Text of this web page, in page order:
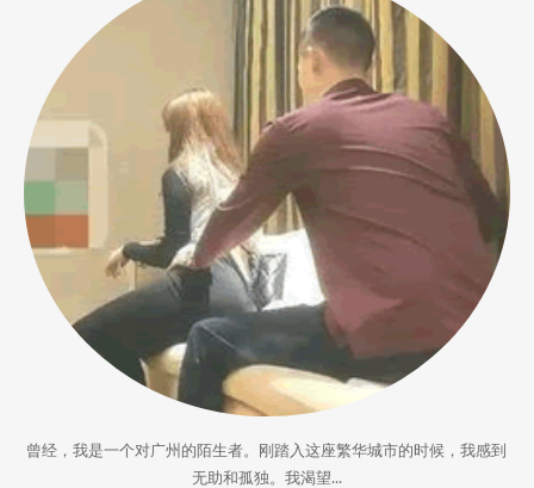
曾经，我是一个对广州的陌生者。刚踏入这座繁华城市的时候，我感到
无助和孤独。我渴望...